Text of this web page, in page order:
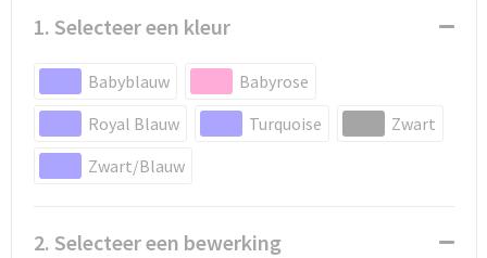
1. Selecteer een kleur
Babyblauw
Babyrose
Royal Blauw
Turquoise
Zwart
Zwart/Blauw
2. Selecteer een bewerking